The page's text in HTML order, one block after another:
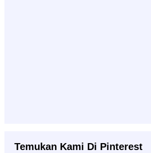
Temukan Kami Di Pinterest